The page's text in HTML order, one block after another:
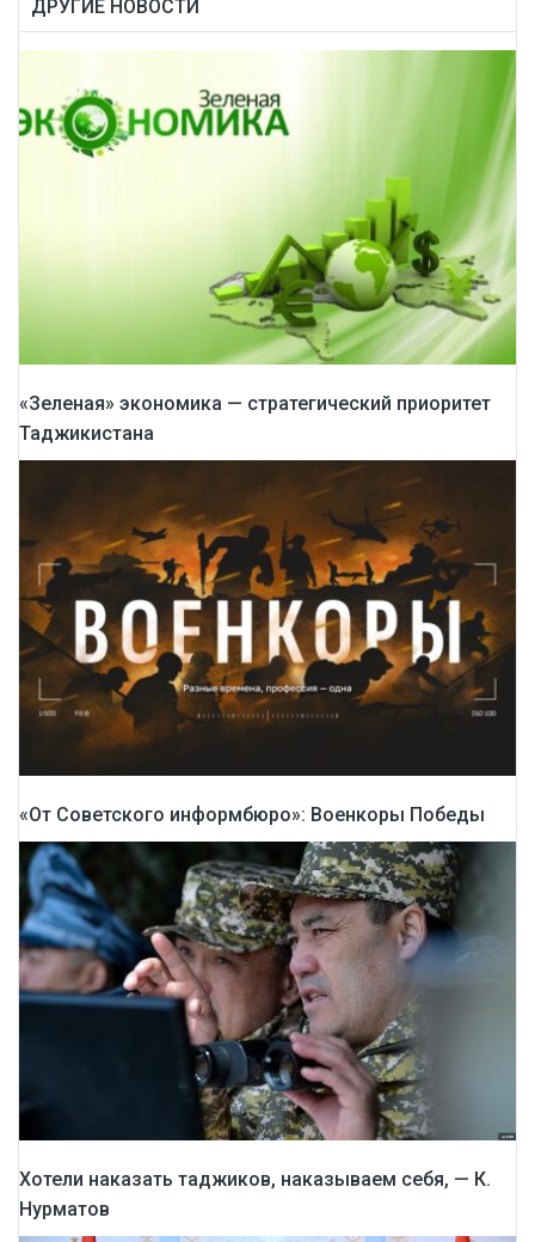
ДРУГИЕ НОВОСТИ
«Зеленая» экономика — стратегический приоритет
Таджикистана
«От Советского информбюро»: Военкоры Победы
Хотели наказать таджиков, наказываем себя, — К.
Нурматов